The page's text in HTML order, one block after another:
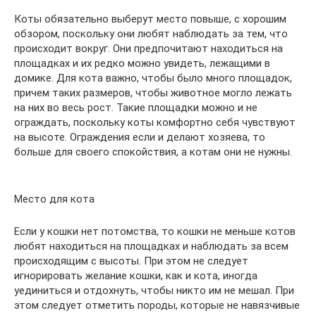
Коты обязательно выберут место повыше, с хорошим
обзором, поскольку они любят наблюдать за тем, что
происходит вокруг. Они предпочитают находиться на
площадках и их редко можно увидеть, лежащими в
домике. Для кота важно, чтобы было много площадок,
причем таких размеров, чтобы животное могло лежать
на них во весь рост. Такие площадки можно и не
ограждать, поскольку коты комфортно себя чувствуют
на высоте. Ограждения если и делают хозяева, то
больше для своего спокойствия, а котам они не нужны.
Место для кота
Если у кошки нет потомства, то кошки не меньше котов
любят находиться на площадках и наблюдать за всем
происходящим с высоты. При этом не следует
игнорировать желание кошки, как и кота, иногда
уединиться и отдохнуть, чтобы никто им не мешал. При
этом следует отметить породы, которые не навязчивые